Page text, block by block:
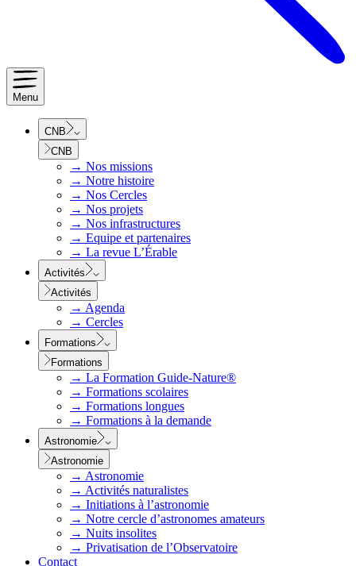
Menu
CNB
CNB
→ Nos missions
→ Notre histoire
→ Nos Cercles
→ Nos projets
→ Nos infrastructures
→ Equipe et partenaires
→ La revue L’Érable
Activités
Activités
→ Agenda
→ Cercles
Formations
Formations
→ La Formation Guide-Nature®
→ Formations scolaires
→ Formations longues
→ Formations à la demande
Astronomie
Astronomie
→ Astronomie
→ Activités naturalistes
→ Initiations à l’astronomie
→ Notre cercle d’astronomes amateurs
→ Nuits insolites
→ Privatisation de l’Observatoire
Contact